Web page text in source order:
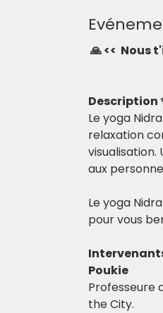
🙏 <<
Description
Le yoga
relaxation
aux
Le yoga
pour vous
Poukie
Professeure
the City.